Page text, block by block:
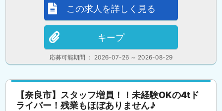
応募可能期間 ： 2026-07-26 ～ 2026-08-29
この求人を詳しく見る
キープ
【奈良市】スタッフ増員！！未経験OKの4tド
ライバー！残業もほぼありません♪